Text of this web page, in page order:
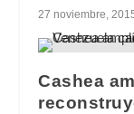
27 noviembre,
Cashea